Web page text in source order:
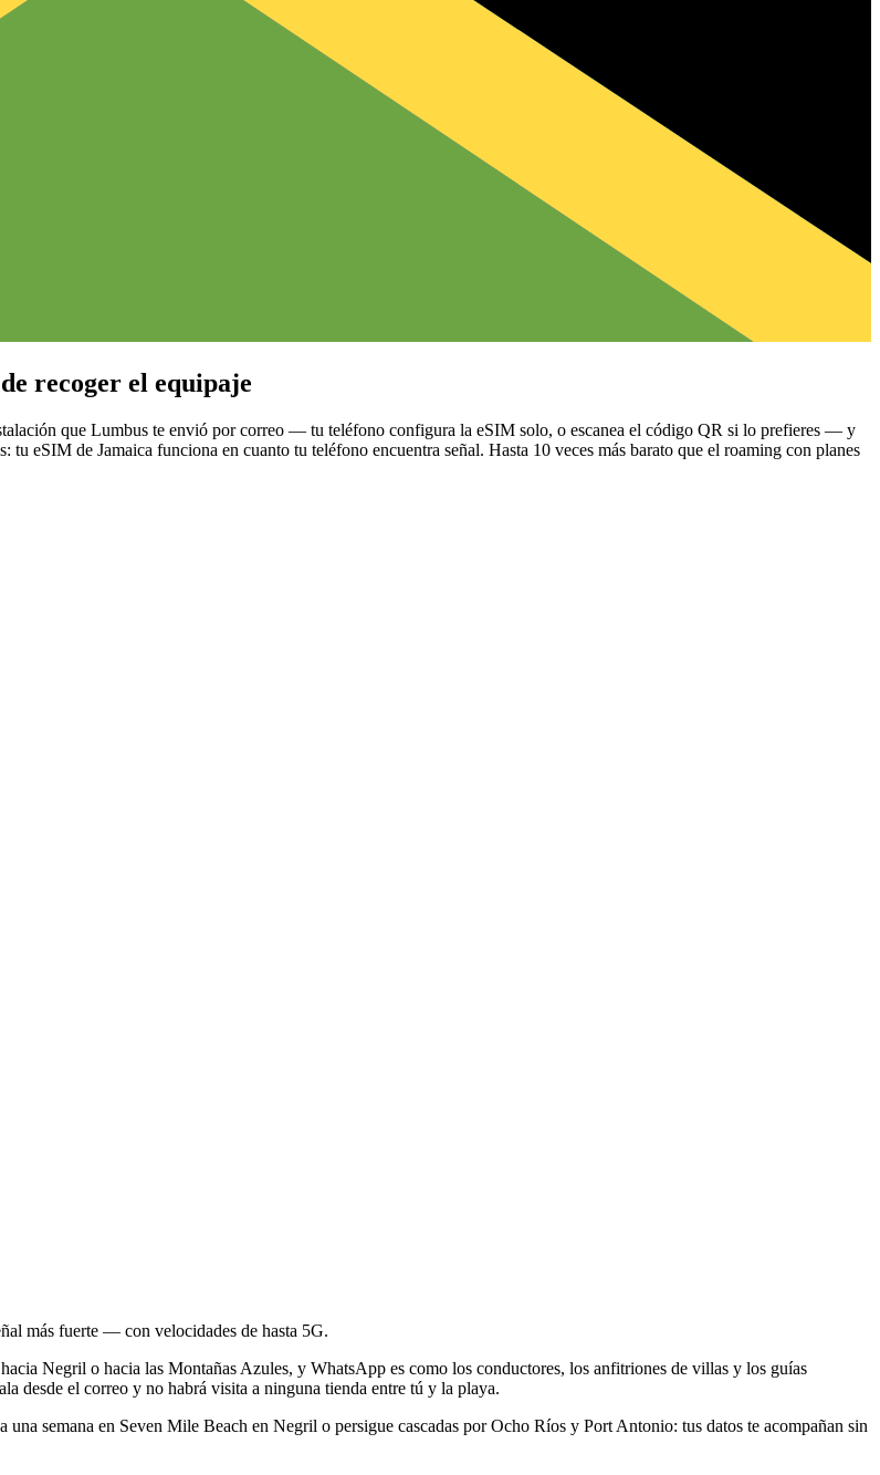
recoger el equipaje
que Lumbus te envió por correo — tu teléfono configura la eSIM solo, o escanea el código QR si lo prefieres — y
tu eSIM de Jamaica funciona en cuanto tu teléfono encuentra señal. Hasta 10 veces más barato que el roaming con planes
más fuerte — con velocidades de hasta 5G.
Negril o hacia las Montañas Azules, y WhatsApp es como los conductores, los anfitriones de villas y los guías
desde el correo y no habrá visita a ninguna tienda entre tú y la playa.
semana en Seven Mile Beach en Negril o persigue cascadas por Ocho Ríos y Port Antonio: tus datos te acompañan sin